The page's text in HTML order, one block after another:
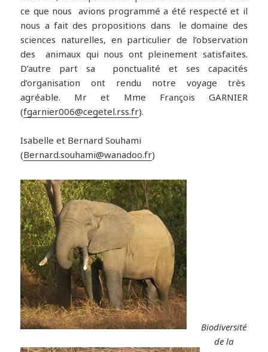
ce que nous avions programmé a été respecté et il
nous a fait des propositions dans le domaine des
sciences naturelles, en particulier de l’observation
des animaux qui nous ont pleinement satisfaites.
D’autre part sa ponctualité et ses capacités
d’organisation ont rendu notre voyage très
agréable. Mr et Mme François GARNIER
(fgarnier006@cegetel.rss.fr).
Isabelle et Bernard Souhami
(Bernard.souhami@wanadoo.fr)
Biodiversité
de la